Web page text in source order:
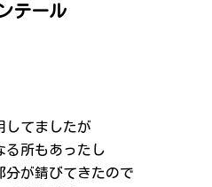
テール
してましたが
る所もあったし
分が錆びてきたので